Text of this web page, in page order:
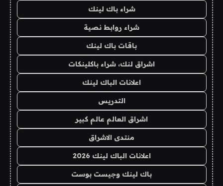
شراء باك لينك
شراء روابط نصية
باقات باك لينك
اشراق لنك، شراء باكلينكات
اعلانات الباك لينك
التدريس
اشراق العالم عالم كبير
منتدى الاشراق
اعلانات الباك لينك 2026
باك لينك وجيست بوست